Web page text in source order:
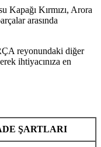
Kapağı Kırmızı, Arora
arasında
reyonundaki diğer
ihtiyacınıza en
ŞARTLARI